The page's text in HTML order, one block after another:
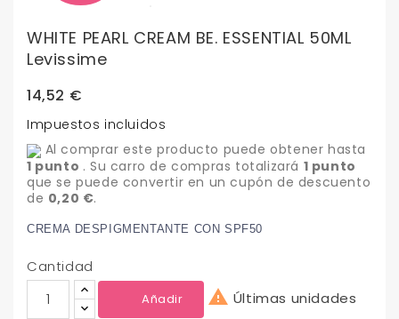
WHITE PEARL CREAM BE. ESSENTIAL 50ML
Levissime
14,52 €
Impuestos incluidos
Al comprar este producto puede obtener hasta
1 punto . Su carro de compras totalizará 1 punto
que se puede convertir en un cupón de descuento
de 0,20 €.
CREMA DESPIGMENTANTE CON SPF50
Cantidad
Añadir  Últimas unidades